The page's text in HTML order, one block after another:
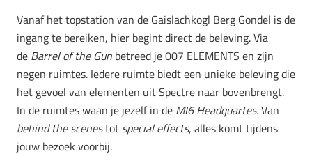
Vanaf het topstation van de Gaislachkogl Berg Gondel is de
ingang te bereiken, hier begint direct de beleving. Via
de Barrel of the Gun betreed je 007 ELEMENTS en zijn
negen ruimtes. Iedere ruimte biedt een unieke beleving die
het gevoel van elementen uit Spectre naar bovenbrengt.
In de ruimtes waan je jezelf in de MI6 Headquartes.Van
behind the scenestot special effects, alles komt tijdens
jouw bezoek voorbij.